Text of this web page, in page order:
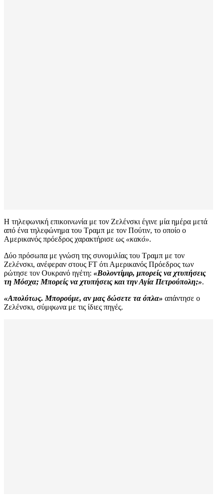
Η τηλεφωνική επικοινωνία με τον Ζελένσκι έγινε μία ημέρα μετά
από ένα τηλεφώνημα του Τραμπ με τον Πούτιν, το οποίο ο
Αμερικανός πρόεδρος χαρακτήρισε ως «κακό».
Δύο πρόσωπα με γνώση της συνομιλίας του Τραμπ με τον
Ζελένσκι, ανέφεραν στους FT ότι Αμερικανός Πρόεδρος των
ρώτησε τον Ουκρανό ηγέτη: «Βολοντίμιρ, μπορείς να χτυπήσεις
τη Μόσχα; Μπορείς να χτυπήσεις και την Αγία Πετρούπολη;».
«Απολύτως. Μπορούμε, αν μας δώσετε τα όπλα» απάντησε ο
Ζελένσκι, σύμφωνα με τις ίδιες πηγές.